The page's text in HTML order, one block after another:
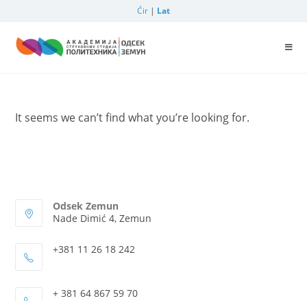
Ćir | Lat
It seems we can’t find what you’re looking for.
Odsek Zemun
Nade Dimić 4, Zemun
+381 11 26 18 242
+ 381 64 867 59 70